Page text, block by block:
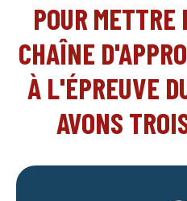
POUR
CHAÎNE
À L'ÉPREUVE
AVONS